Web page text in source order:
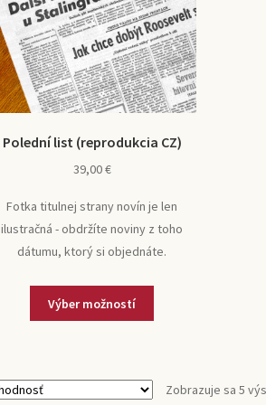
Polední list (reprodukcia CZ)
39,00€
Fotka titulnej strany novín je len
ilustračná - obdržíte noviny z toho
dátumu, ktorý si objednáte.
Zobrazuje sa 5